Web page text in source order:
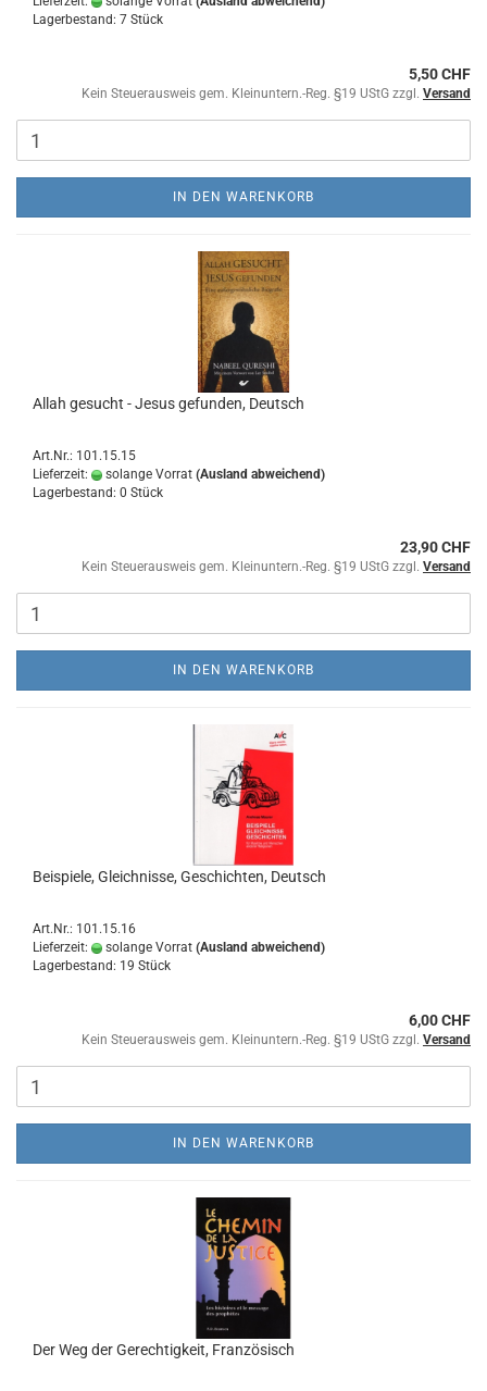
Lagerbestand: 7 Stück
5,50 CHF
Kein Steuerausweis gem. Kleinuntern.-Reg. §19 UStG zzgl. Versand
IN DEN WARENKORB
Allah gesucht - Jesus gefunden, Deutsch
Art.Nr.: 101.15.15
Lieferzeit:
solange Vorrat (Ausland abweichend)
Lagerbestand: 0 Stück
23,90 CHF
Kein Steuerausweis gem. Kleinuntern.-Reg. §19 UStG zzgl. Versand
IN DEN WARENKORB
Beispiele, Gleichnisse, Geschichten, Deutsch
Art.Nr.: 101.15.16
Lieferzeit:
solange Vorrat (Ausland abweichend)
Lagerbestand: 19 Stück
6,00 CHF
Kein Steuerausweis gem. Kleinuntern.-Reg. §19 UStG zzgl. Versand
IN DEN WARENKORB
Der Weg der Gerechtigkeit, Französisch